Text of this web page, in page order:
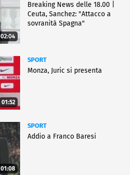
02:04
Breaking News delle 18.00 |
Ceuta, Sanchez: "Attacco a
sovranità Spagna"
01:52
SPORT
Monza, Juric si presenta
01:08
SPORT
Addio a Franco Baresi